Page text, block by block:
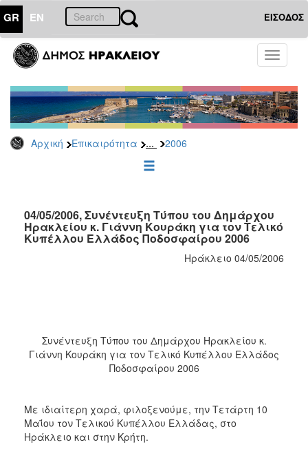
GR EN ΕΙΣΟΔΟΣ
Toggle
Αρχική Επικαιρότητα ... 2006
ΕΠΙΚΑΙΡΟΤΗΤΑ
Τύπου
Αρχείο
2026
2025
2022
2021
2016
2015
2011
2010
04/05/2006, Συνέντευξη Τύπου του Δημάρχου
Ηρακλείου κ. Γιάννη Κουράκη για τον Τελικό
Κυπέλλου Ελλάδος Ποδοσφαίρου 2006
Ηράκλειο 04/05/2006
Συνέντευξη Τύπου του Δημάρχου Ηρακλείου κ.
Γιάννη Κουράκη για τον Τελικό Κυπέλλου Ελλάδος
Ποδοσφαίρου 2006
Με ιδιαίτερη χαρά, φιλοξενούμε, την Τετάρτη 10
Μαΐου τον Τελικού Κυπέλλου Ελλάδας, στο
Ηράκλειο και στην Κρήτη.